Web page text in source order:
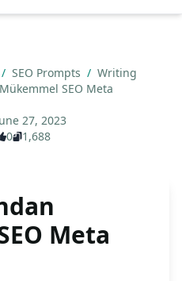
/ SEO Prompts / Writing
SEO Meta
27, 2023
0 1,688
Meta